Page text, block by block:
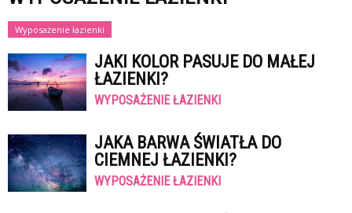
Wyposażenie łazienki
JAKI KOLOR PASUJE DO MAŁEJ
ŁAZIENKI?
WYPOSAŻENIE ŁAZIENKI
JAKA BARWA ŚWIATŁA DO
CIEMNEJ ŁAZIENKI?
WYPOSAŻENIE ŁAZIENKI